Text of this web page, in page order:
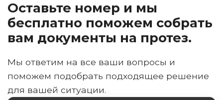
Оставьте номер и мы
бесплатно поможем собрать
вам документы на протез.
Мы ответим на все ваши вопросы и
поможем подобрать подходящее решение
для вашей ситуации.